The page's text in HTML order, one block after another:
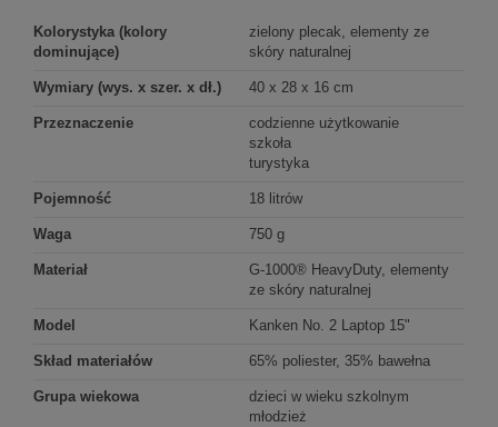
Kolorystyka (kolory
dominujące)
zielony plecak, elementy ze
skóry naturalnej
Wymiary (wys. x szer. x dł.) 40 x 28 x 16 cm
Przeznaczenie
codzienne użytkowanie
szkoła
turystyka
Pojemność 18 litrów
Waga 750 g
Materiał
G-1000® HeavyDuty, elementy
ze skóry naturalnej
Model Kanken No. 2 Laptop 15"
Skład materiałów 65% poliester, 35% bawełna
Grupa wiekowa
dzieci w wieku szkolnym
młodzież